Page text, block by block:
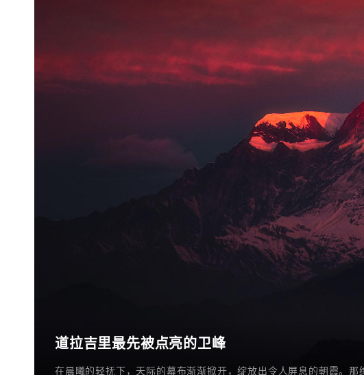
道拉吉里最先被点亮的卫峰
在晨曦的轻抚下，天际的幕布渐渐掀开，绽放出令人屏息的朝霞。